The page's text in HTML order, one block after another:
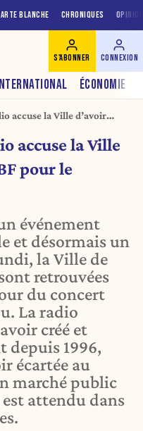
BLANCHE CHRONIQUES
ÉCONOMIE
S'ABONNER CONNEXION
accuse la Ville d’avoir
accuse la Ville
pour le
événement
et désormais un
la Ville de
retrouvées
du concert
La radio
créé et
depuis 1996,
écartée au
marché public
attendu dans